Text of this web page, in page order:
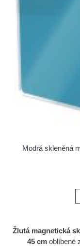
Modrá skleněná
Žlutá magnetická
45 cmoblíbené